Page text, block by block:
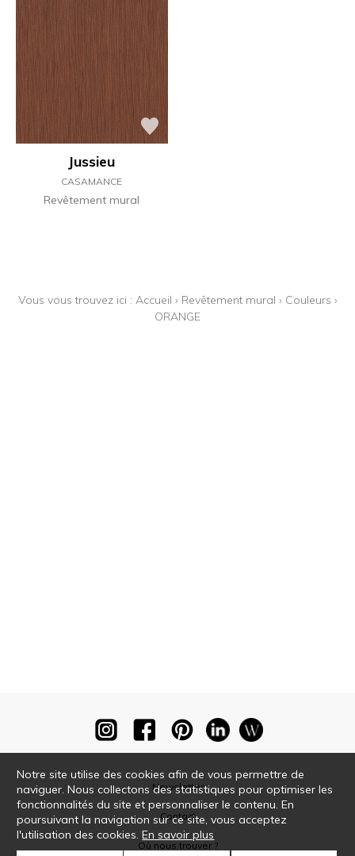
Jussieu
CASAMANCE
Revêtement mural
Vous vous trouvez ici : Accueil › Revêtement mural › Couleurs ›
ORANGE
Newsletter
Contact
Où nous trouver ?
Notre site utilise des cookies afin de vous permettre de
naviguer. Nous collectons des statistiques pour optimiser les
fonctionnalités du site et personnaliser le contenu. En
poursuivant la navigation sur ce site, vous acceptez
l'utilisation des cookies.En savoir plus